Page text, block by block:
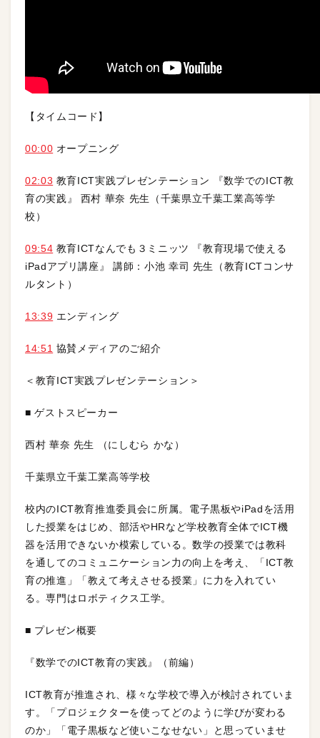
【タイムコード】
00:00 オープニング
02:03 教育ICT実践プレゼンテーション 『数学でのICT教
育の実践』 西村 華奈 先生（千葉県立千葉工業高等学
校）
09:54 教育ICTなんでも３ミニッツ 『教育現場で使える
iPadアプリ講座』 講師：小池 幸司 先生（教育ICTコンサ
ルタント）
13:39 エンディング
14:51 協賛メディアのご紹介
＜教育ICT実践プレゼンテーション＞
■ ゲストスピーカー
西村 華奈 先生 （にしむら かな）
千葉県立千葉工業高等学校
校内のICT教育推進委員会に所属。電子黒板やiPadを活用
した授業をはじめ、部活やHRなど学校教育全体でICT機
器を活用できないか模索している。数学の授業では教科
を通してのコミュニケーション力の向上を考え、「ICT教
育の推進」「教えて考えさせる授業」に力を入れてい
る。専門はロボティクス工学。
■ プレゼン概要
『数学でのICT教育の実践』（前編）
ICT教育が推進され、様々な学校で導入が検討されていま
す。「プロジェクターを使ってどのように学びが変わる
のか」「電子黒板など使いこなせない」と思っていませ